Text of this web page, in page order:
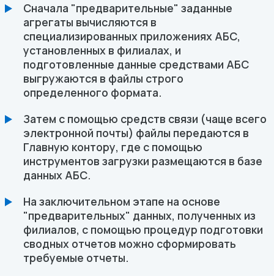
Сначала "предварительные" заданные
агрегаты вычисляются в
специализированных приложениях АБС,
установленных в филиалах, и
подготовленные данные средствами АБС
выгружаются в файлы строго
определенного формата.
Затем с помощью средств связи (чаще всего
электронной почты) файлы передаются в
Главную контору, где с помощью
инструментов загрузки размещаются в базе
данных АБС.
На заключительном этапе на основе
"предварительных" данных, полученных из
филиалов, с помощью процедур подготовки
сводных отчетов можно сформировать
требуемые отчеты.